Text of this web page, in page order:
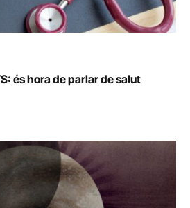
és hora de parlar de salut